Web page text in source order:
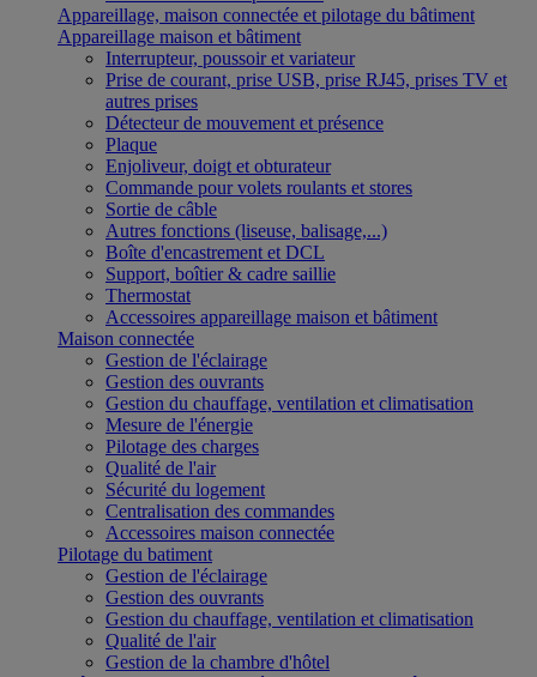
Appareillage, maison connectée et pilotage du bâtiment
Appareillage maison et bâtiment
Interrupteur, poussoir et variateur
Prise de courant, prise USB, prise RJ45, prises TV et
autres prises
Détecteur de mouvement et présence
Plaque
Enjoliveur, doigt et obturateur
Commande pour volets roulants et stores
Sortie de câble
Autres fonctions (liseuse, balisage,...)
Boîte d'encastrement et DCL
Support, boîtier & cadre saillie
Thermostat
Accessoires appareillage maison et bâtiment
Maison connectée
Gestion de l'éclairage
Gestion des ouvrants
Gestion du chauffage, ventilation et climatisation
Mesure de l'énergie
Pilotage des charges
Qualité de l'air
Sécurité du logement
Centralisation des commandes
Accessoires maison connectée
Pilotage du batiment
Gestion de l'éclairage
Gestion des ouvrants
Gestion du chauffage, ventilation et climatisation
Qualité de l'air
Gestion de la chambre d'hôtel